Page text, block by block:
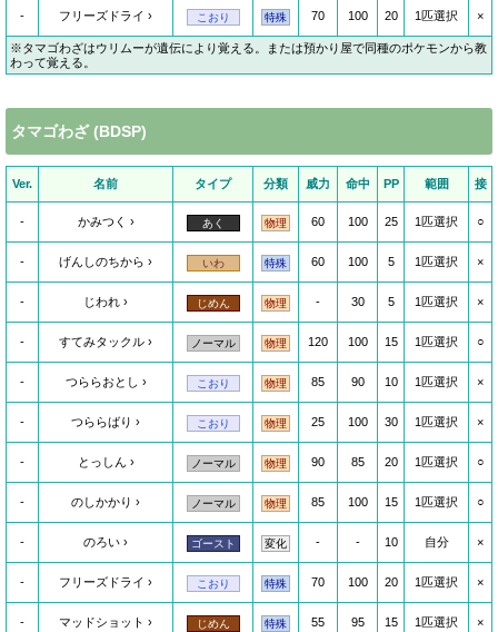
- フリーズドライ こおり 特殊 70 100 20 1匹選択 ×
※タマゴわざはウリムーが遺伝により覚える。または預かり屋で同種のポケモンから教
わって覚える。
タマゴわざ (BDSP)
Ver. 名前 タイプ 分類 威力 命中 PP 範囲 接
- かみつく あく 物理 60 100 25 1匹選択 ○
- げんしのちから いわ 特殊 60 100 5 1匹選択 ×
- じわれ じめん 物理 - 30 5 1匹選択 ×
- すてみタックル ノーマル 物理 120 100 15 1匹選択 ○
- つららおとし こおり 物理 85 90 10 1匹選択 ×
- つららばり こおり 物理 25 100 30 1匹選択 ×
- とっしん ノーマル 物理 90 85 20 1匹選択 ○
- のしかかり ノーマル 物理 85 100 15 1匹選択 ○
- のろい ゴースト 変化 - - 10 自分 ×
- フリーズドライ こおり 特殊 70 100 20 1匹選択 ×
- マッドショット じめん 特殊 55 95 15 1匹選択 ×